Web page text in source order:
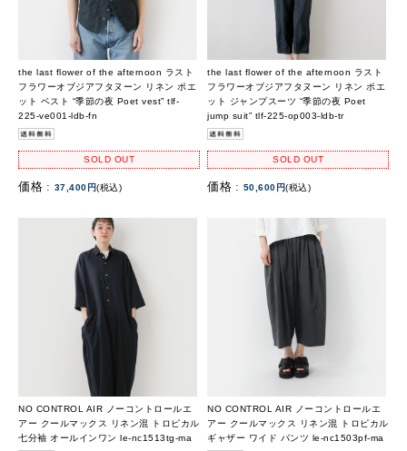
the last flower of the afternoon ラスト
フラワーオブジアフタヌーン リネン ポエ
ット ベスト “季節の夜 Poet vest” tlf-
225-ve001-ldb-fn
SOLD OUT
価格 : 37,400円(税込)
the last flower of the afternoon ラスト
フラワーオブジアフタヌーン リネン ポエ
ット ジャンプスーツ “季節の夜 Poet
jump suit” tlf-225-op003-ldb-tr
SOLD OUT
価格 : 50,600円(税込)
NO CONTROL AIR ノーコントロールエ
アー クールマックス リネン混 トロピカル
七分袖 オールインワン le-nc1513tg-ma
NO CONTROL AIR ノーコントロールエ
アー クールマックス リネン混 トロピカル
ギャザー ワイド パンツ le-nc1503pf-ma